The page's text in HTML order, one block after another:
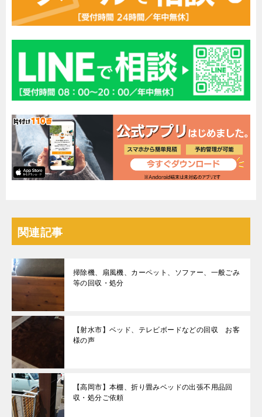
関連記事
掃除機、扇風機、カーペット、ソファー、一般ごみ
等の回収・処分
【射水市】ベッド、テレビボードなどの回収 お客
様の声
【高岡市】本棚、折り畳みベッドの出張不用品回
収・処分ご依頼